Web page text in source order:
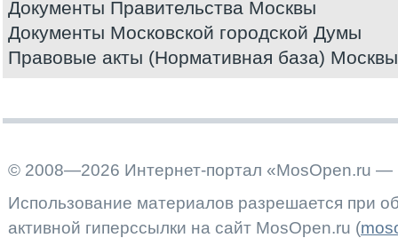
Документы Правительства Москвы
Документы Московской городской Думы
Правовые акты (Нормативная база) Москвы
© 2008—2026 Интернет-портал «MosOpen.ru —
Использование материалов разрешается при
активной гиперссылки на сайт MosOpen.ru (